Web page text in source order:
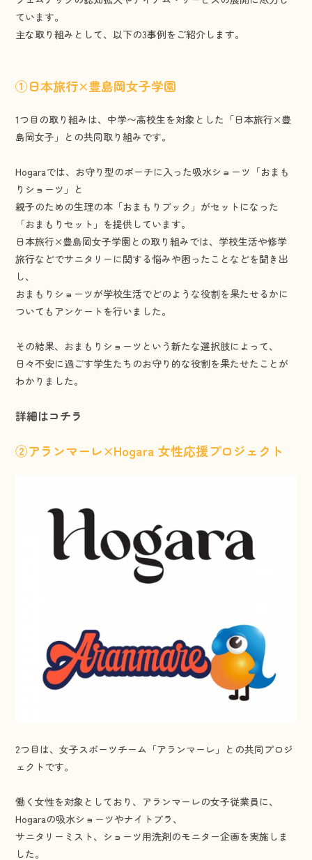
ています。
主な取り組みとして、以下の3事例をご紹介します。
①日本旅行×豊島岡女子学園
1つ目の取り組みは、中学〜高校生を対象とした「日本旅行×豊
島岡女子」との共同取り組みです。
Hogaraでは、お守り型のポーチに入った吸水ショーツ「おまも
りショーツ」と
親子のための生理の本「おまもりブック」がセットになった
「おまもりセット」を提供しています。
日本旅行×豊島岡女子学園との取り組みでは、学校生活や修学
旅行などでサニタリーに関する悩みや困ったことなどを聞き出
し、
おまもりショーツが学校生活でどのような役割を果たせるかに
ついてもアンケートを行いました。
その結果、おまもりショーツという新たな選択肢によって、
日々不安に過ごす学生たちのお守り的な役割を果たせたことが
わかりました。
詳細はコチラ
②アランマーレ×Hogara 女性応援プロジェクト
2つ目は、女子スポーツチーム「アランマーレ」との共同プロジ
ェクトです。
働く女性を対象としており、アランマーレの女子従業員に、
Hogaraの吸水ショーツやナイトブラ、
サニタリーミスト、ショーツ用洗剤のモニター企画を実施しま
した。